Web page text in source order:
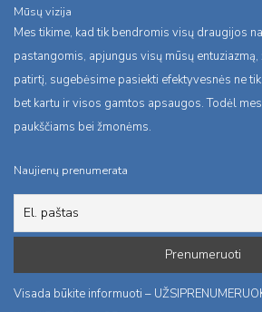
Mūsų vizija
Mes tikime, kad tik bendromis visų draugijos
pastangomis, apjungus visų mūsų entuziazmą,
patirtį, sugebėsime pasiekti efektyvesnės ne tik
bet kartu ir visos gamtos apsaugos. Todėl
paukščiams bei žmonėms.
Naujienų prenumerata
Visada būkite informuoti –